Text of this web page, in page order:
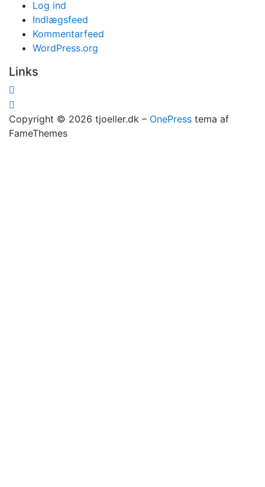
Log ind
Indlægsfeed
Kommentarfeed
WordPress.org
Links
Copyright © 2026 tjoeller.dk – OnePress tema af
FameThemes